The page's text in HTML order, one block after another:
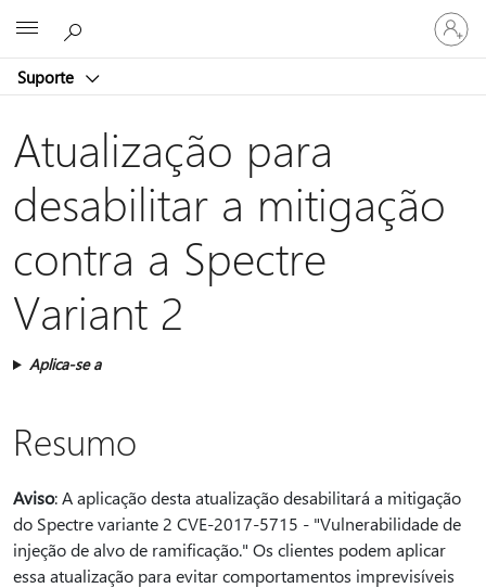
Suporte
Entre
em
sua
Atualização para
desabilitar a mitigação
contra a Spectre
Variant 2
Aplica-se a
Resumo
Aviso: A aplicação desta atualização desabilitará a mitigação
do Spectre variante 2 CVE-2017-5715 - "Vulnerabilidade de
injeção de alvo de ramificação." Os clientes podem aplicar
essa atualização para evitar comportamentos imprevisíveis